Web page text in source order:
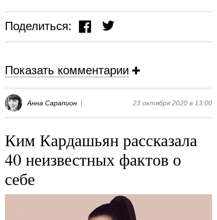
Поделиться:
Показать комментарии
Анна Сарапион 23 октября 2020 в 13:00
Ким Кардашьян рассказала
40 неизвестных фактов о
себе